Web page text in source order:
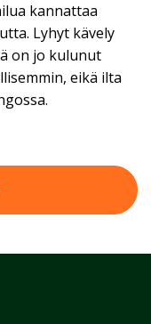
kannattaa
Lyhyt kävely
on jo kulunut
eikä ilta